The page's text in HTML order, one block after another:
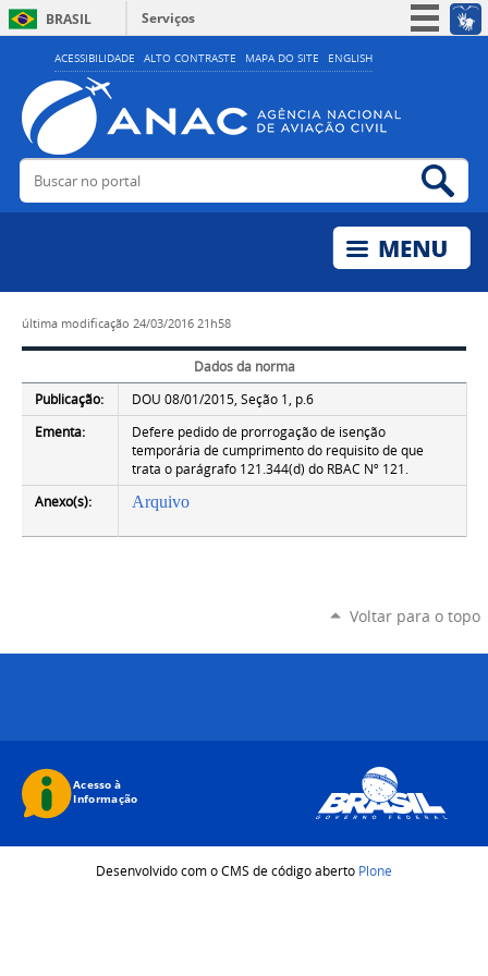
ACESSIBILIDADE ALTO CONTRASTE MAPA DO SITE ENGLISH
BRASIL
Serviços
Simplifique!
Acesso à informação
Legislação
Buscar no portal
última modificação 24/03/2016 21h58
Dados da norma
Publicação:
DOU 08/01/2015, Seção 1, p.6
Ementa:
Defere pedido de prorrogação de isenção
temporária de cumprimento do requisito de que
trata o parágrafo 121.344(d) do RBAC Nº 121.
Anexo(s):
Arquivo
Voltar para o topo
Desenvolvido com o CMS de código aberto Plone